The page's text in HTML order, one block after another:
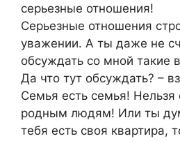
серьезные отношения!
Серьезные отношения
уважении. А ты даже не
обсуждать со мной такие
Да что тут обсуждать? –
Семья есть семья! Нельзя
родным людям! Или ты
тебя есть своя квартира,